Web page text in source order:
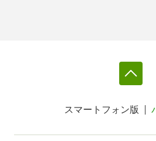
スマートフォン版